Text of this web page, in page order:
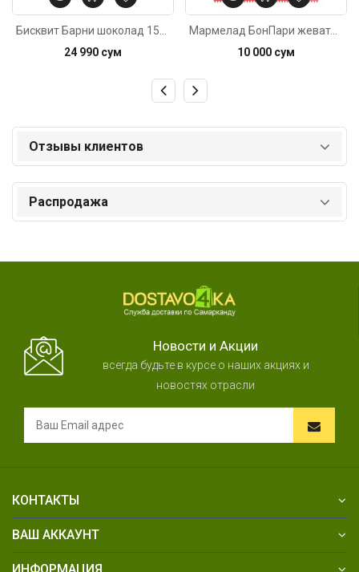
24 990 сум
Мармелад БонПари жевательный кола 100г
10 000 сум
Отзывы клиентов
Распродажа
Новости и Акции
всегда будьте в курсе о наших акциях и
новостях отрасли
КОНТАКТЫ
ВАШ АККАУНТ
ИНФОРМАЦИЯ